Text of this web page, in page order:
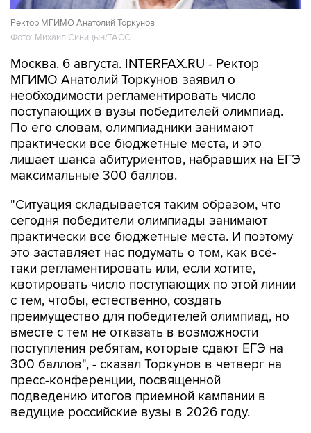
Ректор МГИМО Анатолий Торкунов
Фото: Михаил Синицын/ТАСС
Москва. 6 августа. INTERFAX.RU - Ректор
МГИМО Анатолий Торкунов заявил о
необходимости регламентировать число
поступающих в вузы победителей олимпиад.
По его словам, олимпиадники занимают
практически все бюджетные места, и это
лишает шанса абитуриентов, набравших на ЕГЭ
максимальные 300 баллов.
"Ситуация складывается таким образом, что
сегодня победители олимпиады занимают
практически все бюджетные места. И поэтому
это заставляет нас подумать о том, как всё-
таки регламентировать или, если хотите,
квотировать число поступающих по этой линии
с тем, чтобы, естественно, создать
преимущество для победителей олимпиад, но
вместе с тем не отказать в возможности
поступления ребятам, которые сдают ЕГЭ на
300 баллов", - сказал Торкунов в четверг на
пресс-конференции, посвященной
подведению итогов приемной кампании в
ведущие российские вузы в 2026 году.